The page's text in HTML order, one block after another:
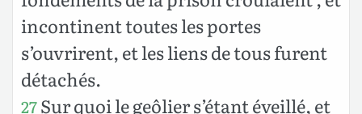
incontinent toutes les portes
s’ouvrirent, et les liens de tous furent
détachés.
27Sur quoi le geôlier s’étant éveillé, et